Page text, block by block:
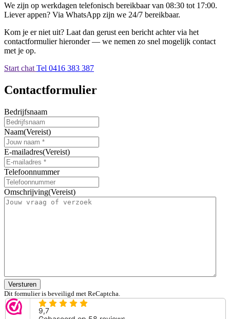
We zijn op werkdagen telefonisch bereikbaar van 08:30 tot 17:00.
Liever appen? Via WhatsApp zijn we 24/7 bereikbaar.
Kom je er niet uit? Laat dan gerust een bericht achter via het
contactformulier hieronder — we nemen zo snel mogelijk contact
met je op.
Start chat Tel 0416 383 387
Contactformulier
Bedrijfsnaam
Naam(Vereist)
E-mailadres(Vereist)
Telefoonnummer
Omschrijving(Vereist)
Versturen
Dit formulier is beveiligd met ReCaptcha.